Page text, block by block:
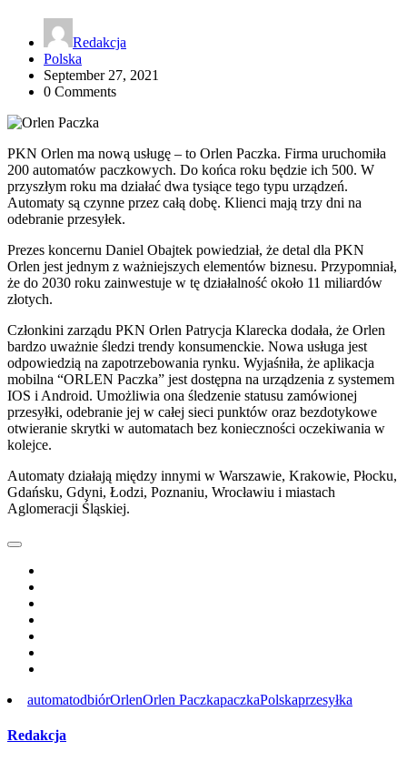
Redakcja
Polska
September 27, 2021
0 Comments
PKN Orlen ma nową usługę – to Orlen Paczka. Firma uruchomiła
200 automatów paczkowych. Do końca roku będzie ich 500. W
przyszłym roku ma działać dwa tysiące tego typu urządzeń.
Automaty są czynne przez całą dobę. Klienci mają trzy dni na
odebranie przesyłek.
Prezes koncernu Daniel Obajtek powiedział, że detal dla PKN
Orlen jest jednym z ważniejszych elementów biznesu. Przypomniał,
że do 2030 roku zainwestuje w tę działalność około 11 miliardów
złotych.
Członkini zarządu PKN Orlen Patrycja Klarecka dodała, że Orlen
bardzo uważnie śledzi trendy konsumenckie. Nowa usługa jest
odpowiedzią na zapotrzebowania rynku. Wyjaśniła, że aplikacja
mobilna “ORLEN Paczka” jest dostępna na urządzenia z systemem
IOS i Android. Umożliwia ona śledzenie statusu zamówionej
przesyłki, odebranie jej w całej sieci punktów oraz bezdotykowe
otwieranie skrytki w automatach bez konieczności oczekiwania w
kolejce.
Automaty działają między innymi w Warszawie, Krakowie, Płocku,
Gdańsku, Gdyni, Łodzi, Poznaniu, Wrocławiu i miastach
Aglomeracji Śląskiej.
automatodbiórOrlenOrlen PaczkapaczkaPolskaprzesyłka
Redakcja